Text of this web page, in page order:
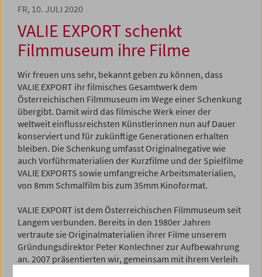
FR, 10. JULI 2020
VALIE EXPORT schenkt
Filmmuseum ihre Filme
Wir freuen uns sehr, bekannt geben zu können, dass
VALIE EXPORT ihr filmisches Gesamtwerk dem
Österreichischen Filmmuseum im Wege einer Schenkung
übergibt. Damit wird das filmische Werk einer der
weltweit einflussreichsten Künstlerinnen nun auf Dauer
konserviert und für zukünftige Generationen erhalten
bleiben. Die Schenkung umfasst Originalnegative wie
auch Vorführmaterialien der Kurzfilme und der Spielfilme
VALIE EXPORTS sowie umfangreiche Arbeitsmaterialien,
von 8mm Schmalfilm bis zum 35mm Kinoformat.
VALIE EXPORT ist dem Österreichischen Filmmuseum seit
Langem verbunden. Bereits in den 1980er Jahren
vertraute sie Originalmaterialien ihrer Filme unserem
Gründungsdirektor Peter Konlechner zur Aufbewahrung
an. 2007 präsentierten wir, gemeinsam mit ihrem Verleih